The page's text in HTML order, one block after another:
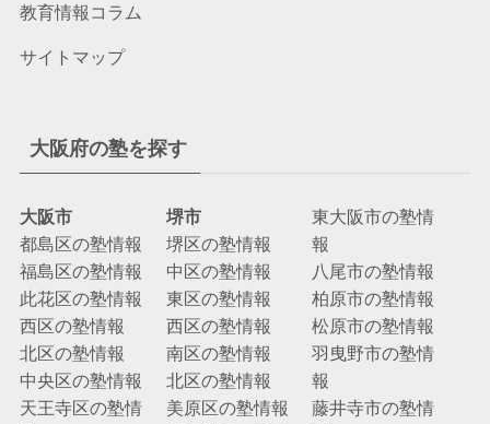
教育情報コラム
サイトマップ
大阪府の塾を探す
大阪市
都島区の塾情報
福島区の塾情報
此花区の塾情報
西区の塾情報
北区の塾情報
中央区の塾情報
天王寺区の塾情
堺市
堺区の塾情報
中区の塾情報
東区の塾情報
西区の塾情報
南区の塾情報
北区の塾情報
美原区の塾情報
東大阪市の塾情
報
八尾市の塾情報
柏原市の塾情報
松原市の塾情報
羽曳野市の塾情
報
藤井寺市の塾情